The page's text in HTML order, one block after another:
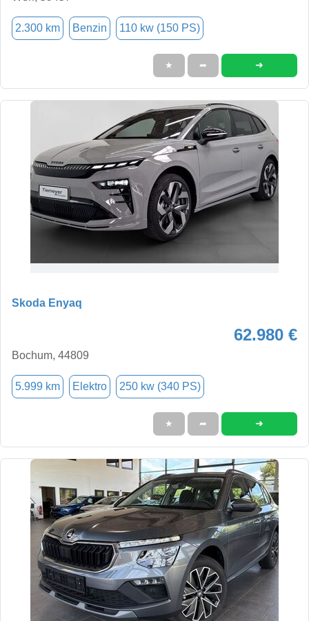
2.300 km Benzin 110 kw (150 PS)
★ ➦ ➜
Skoda Enyaq
62.980 €
Bochum, 44809
5.999 km Elektro 250 kw (340 PS)
★ ➦ ➜